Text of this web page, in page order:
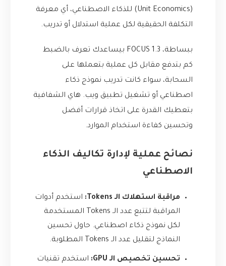
(Unit Economics) للذكاء الاصطناعي، أي معرفة
التكلفة الحقيقية لكل عملية استدلال أو تدريب.
ببساطة، FOCUS 1.3 بيساعدك تعرف بالضبط
كم بتدفع مقابل كل عملية بتعملها على
السحابة، سواء كانت تدريب نموذج ذكاء
اصطناعي أو تشغيل تطبيق ويب. هاي الشفافية
بتعطيك القدرة على اتخاذ قرارات أفضل
وتحسين كفاءة استخدام الموارد.
نصائح عملية لإدارة تكاليف الذكاء
الاصطناعي
مراقبة استهلاك الـ Tokens:
استخدم أدوات
المراقبة لتتبع عدد الـ Tokens المستخدمة
لكل نموذج ذكاء اصطناعي. حاول تحسين
النماذج لتقليل عدد الـ Tokens المطلوبة.
تحسين تخصيص الـ GPU:
استخدم تقنيات